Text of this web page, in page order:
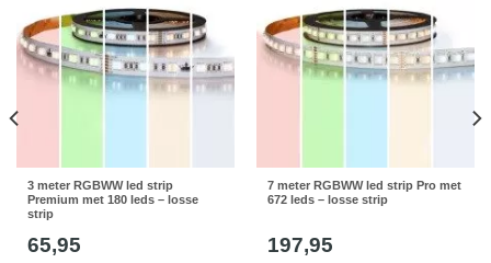
3 meter RGBWW led strip
Premium met 180 leds – losse
strip
65,95
7 meter RGBWW led strip Pro met
672 leds – losse strip
197,95